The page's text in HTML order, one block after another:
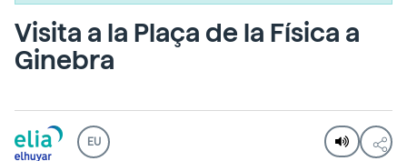
Visita a la Plaça de la Física a
Ginebra
EU